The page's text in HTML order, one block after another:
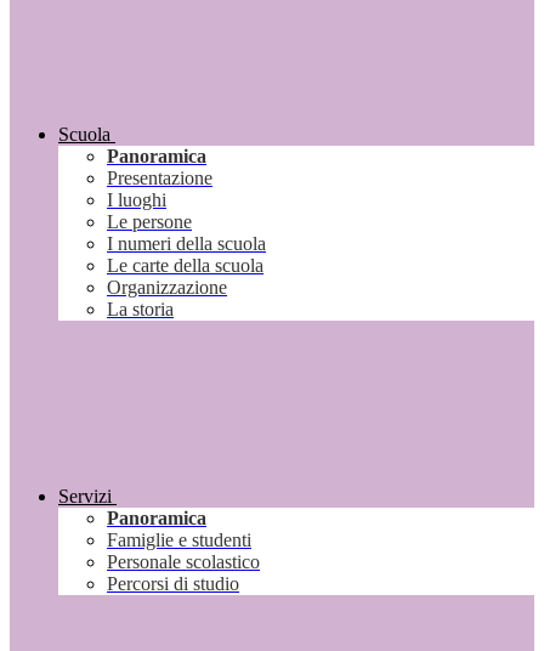
Scuola
Panoramica
Presentazione
I luoghi
Le persone
I numeri della scuola
Le carte della scuola
Organizzazione
La storia
Servizi
Panoramica
Famiglie e studenti
Personale scolastico
Percorsi di studio